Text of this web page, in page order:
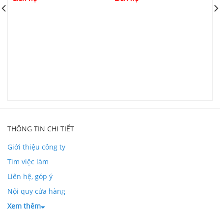
THÔNG TIN CHI TIẾT
Giới thiệu công ty
Tìm việc làm
Liên hệ, góp ý
Nội quy cửa hàng
Xem thêm